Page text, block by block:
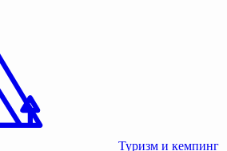
Туризм и кемпинг